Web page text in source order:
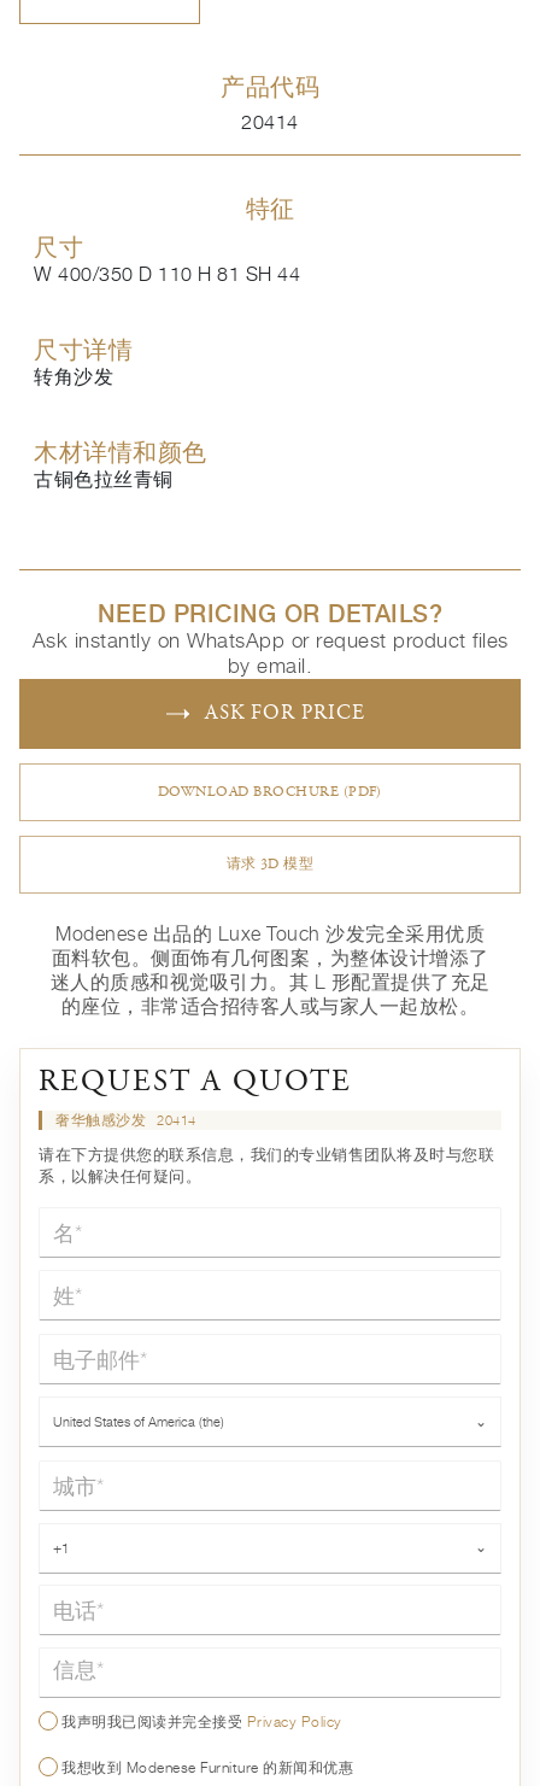
产品代码
20414
特征
尺寸
W 400/350 D 110 H 81 SH 44
尺寸详情
转角沙发
木材详情和颜色
古铜色拉丝青铜
NEED PRICING OR DETAILS?
Ask instantly on WhatsApp or request product files
by email.
ASK FOR PRICE
DOWNLOAD BROCHURE (PDF)
请求 3D 模型
Modenese 出品的 Luxe Touch 沙发完全采用优质
面料软包。侧面饰有几何图案，为整体设计增添了
迷人的质感和视觉吸引力。其 L 形配置提供了充足
的座位，非常适合招待客人或与家人一起放松。
REQUEST A QUOTE
奢华触感沙发 20414
请在下方提供您的联系信息，我们的专业销售团队将及时与您联
系，以解决任何疑问。
名*
姓*
电子邮件*
United States of America (the) ⌄
城市*
+1 ⌄
信息*
我声明我已阅读并完全接受 Privacy Policy
我想收到 Modenese Furniture 的新闻和优惠